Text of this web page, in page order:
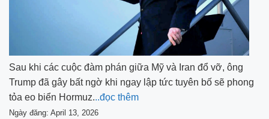
Sau khi các cuộc đàm phán giữa Mỹ và Iran đổ vỡ, ông
Trump đã gây bất ngờ khi ngay lập tức tuyên bố sẽ phong
tỏa eo biển Hormuz...đọc thêm
Ngày đăng: April 13, 2026